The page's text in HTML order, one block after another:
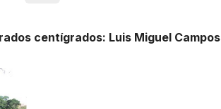
centígrados: Luis Miguel Campos